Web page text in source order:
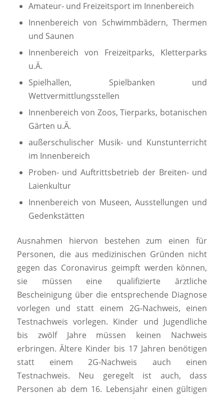
Amateur- und Freizeitsport im Innenbereich
Innenbereich von Schwimmbädern, Thermen
und Saunen
Innenbereich von Freizeitparks, Kletterparks
u.Ä.
Spielhallen, Spielbanken und
Wettvermittlungsstellen
Innenbereich von Zoos, Tierparks, botanischen
Gärten u.Ä.
außerschulischer Musik- und Kunstunterricht
im Innenbereich
Proben- und Auftrittsbetrieb der Breiten- und
Laienkultur
Innenbereich von Museen, Ausstellungen und
Gedenkstätten
Ausnahmen hiervon bestehen zum einen für
Personen, die aus medizinischen Gründen nicht
gegen das Coronavirus geimpft werden können,
sie müssen eine qualifizierte ärztliche
Bescheinigung über die entsprechende Diagnose
vorlegen und statt einem 2G-Nachweis, einen
Testnachweis vorlegen. Kinder und Jugendliche
bis zwölf Jahre müssen keinen Nachweis
erbringen. Ältere Kinder bis 17 Jahren benötigen
statt einem 2G-Nachweis auch einen
Testnachweis. Neu geregelt ist auch, dass
Personen ab dem 16. Lebensjahr einen gültigen